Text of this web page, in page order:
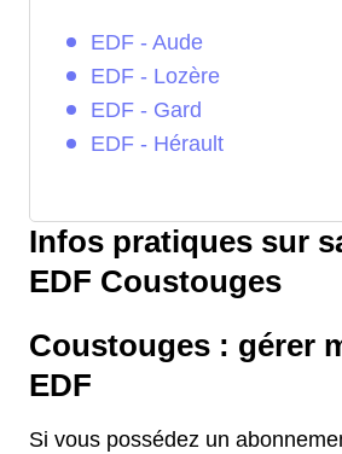
EDF - Aude
EDF - Lozère
EDF - Gard
EDF - Hérault
Infos pratiques sur
EDF Coustouges
Coustouges : gérer
EDF
Si vous possédez un